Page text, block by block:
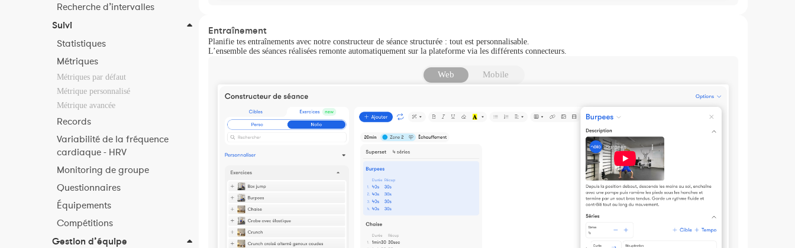
Recherche d’intervalles
Suivi
Statistiques
Métriques
Métriques par défaut
Métrique personnalisé
Métrique avancée
Records
Variabilité de la fréquence
cardiaque - HRV
Monitoring de groupe
Questionnaires
Équipements
Compétitions
Gestion d’équipe
Entraînement
Planifie tes entraînements avec notre constructeur de séance structurée : tout est personnalisable.
L’ensemble des séances réalisées remonte automatiquement sur la plateforme via les différents connecteurs.
Web Mobile